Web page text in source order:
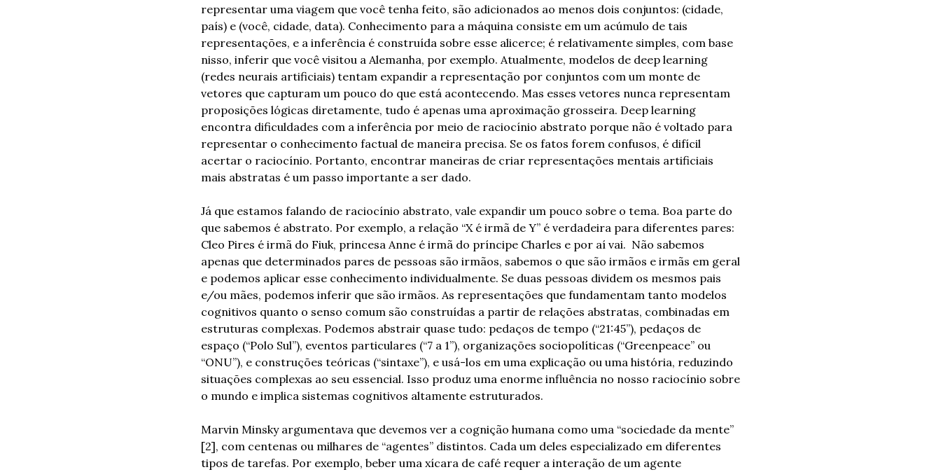
representar uma viagem que você tenha feito, são adicionados ao menos dois conjuntos: (cidade,
país) e (você, cidade, data). Conhecimento para a máquina consiste em um acúmulo de tais
representações, e a inferência é construída sobre esse alicerce; é relativamente simples, com base
nisso, inferir que você visitou a Alemanha, por exemplo. Atualmente, modelos de deep learning
(redes neurais artificiais) tentam expandir a representação por conjuntos com um monte de
vetores que capturam um pouco do que está acontecendo. Mas esses vetores nunca representam
proposições lógicas diretamente, tudo é apenas uma aproximação grosseira. Deep learning
encontra dificuldades com a inferência por meio de raciocínio abstrato porque não é voltado para
representar o conhecimento factual de maneira precisa. Se os fatos forem confusos, é difícil
acertar o raciocínio. Portanto, encontrar maneiras de criar representações mentais artificiais
mais abstratas é um passo importante a ser dado.
Já que estamos falando de raciocínio abstrato, vale expandir um pouco sobre o tema. Boa parte do
que sabemos é abstrato. Por exemplo, a relação “X é irmã de Y” é verdadeira para diferentes pares:
Cleo Pires é irmã do Fiuk, princesa Anne é irmã do príncipe Charles e por aí vai.  Não sabemos
apenas que determinados pares de pessoas são irmãos, sabemos o que são irmãos e irmãs em geral
e podemos aplicar esse conhecimento individualmente. Se duas pessoas dividem os mesmos pais
e/ou mães, podemos inferir que são irmãos. As representações que fundamentam tanto modelos
cognitivos quanto o senso comum são construídas a partir de relações abstratas, combinadas em
estruturas complexas. Podemos abstrair quase tudo: pedaços de tempo (“21:45”), pedaços de
espaço (“Polo Sul”), eventos particulares (“7 a 1”), organizações sociopolíticas (“Greenpeace” ou
“ONU”), e construções teóricas (“sintaxe”), e usá-los em uma explicação ou uma história, reduzindo
situações complexas ao seu essencial. Isso produz uma enorme influência no nosso raciocínio sobre
o mundo e implica sistemas cognitivos altamente estruturados.
Marvin Minsky argumentava que devemos ver a cognição humana como uma “sociedade da mente”
[2], com centenas ou milhares de “agentes” distintos. Cada um deles especializado em diferentes
tipos de tarefas. Por exemplo, beber uma xícara de café requer a interação de um agente